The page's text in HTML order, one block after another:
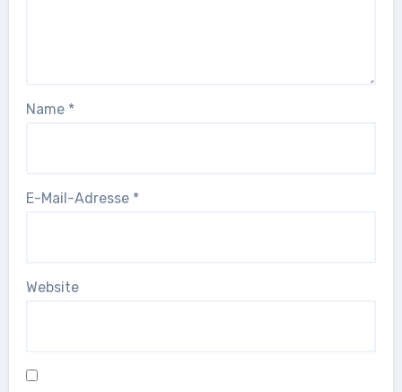
Name *
E-Mail-Adresse *
Website